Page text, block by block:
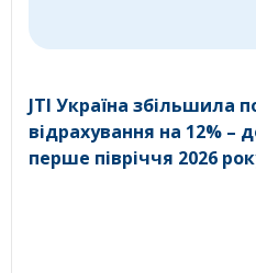
JTI Україна збільшила
відрахування на 12% –
перше півріччя 2026